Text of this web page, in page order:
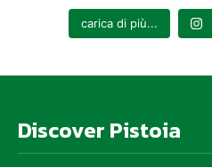
carica di più...
Discover Pistoia